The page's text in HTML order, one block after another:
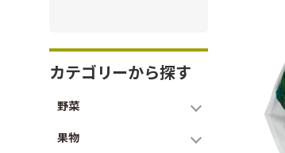
カテゴリーから探す
野菜
果物